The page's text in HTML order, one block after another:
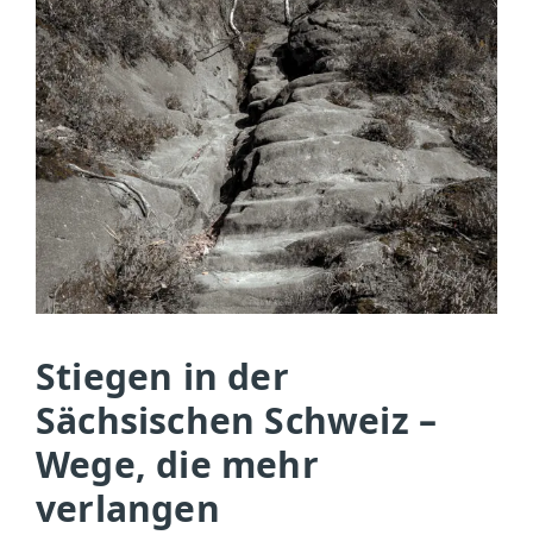
Stiegen in der
Sächsischen Schweiz –
Wege, die mehr
verlangen